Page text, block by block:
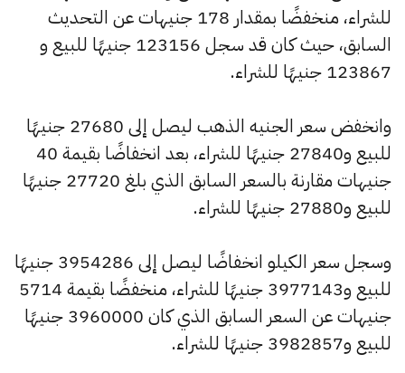
للشراء، منخفضًا بمقدار 178 جنيهات عن التحديث
السابق، حيث كان قد سجل 123156 جنيهًا للبيع و
123867 جنيهًا للشراء.
وانخفض سعر الجنيه الذهب ليصل إلى 27680 جنيهًا
للبيع و27840 جنيهًا للشراء، بعد انخفاضًا بقيمة 40
جنيهات مقارنة بالسعر السابق الذي بلغ 27720 جنيهًا
للبيع و27880 جنيهًا للشراء.
وسجل سعر الكيلو انخفاضًا ليصل إلى 3954286 جنيهًا
للبيع و3977143 جنيهًا للشراء، منخفضًا بقيمة 5714
جنيهات عن السعر السابق الذي كان 3960000 جنيهًا
للبيع و3982857 جنيهًا للشراء.